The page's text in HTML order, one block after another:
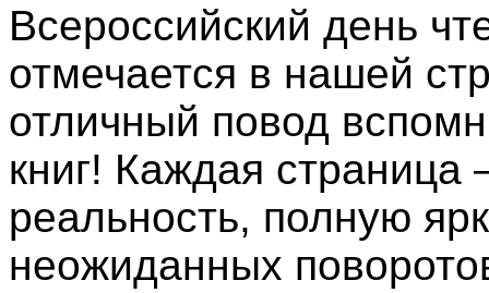
Всероссийский день
отмечается в нашей
отличный повод
книг! Каждая
реальность, полную
неожиданных